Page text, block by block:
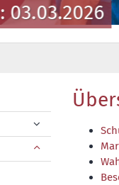
03.03.2026